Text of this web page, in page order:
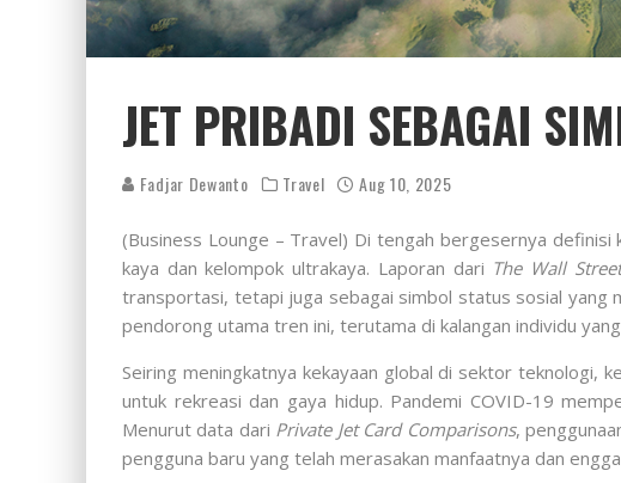
JET PRIBADI SEBAGAI
Fadjar Dewanto Travel Aug 10, 2025
(Business Lounge – Travel) Di tengah bergesernya
kaya dan kelompok ultrakaya. Laporan dari The Wall
transportasi, tetapi juga sebagai simbol status sosial yang
pendorong utama tren ini, terutama di kalangan individu
Seiring meningkatnya kekayaan global di sektor teknologi,
untuk rekreasi dan gaya hidup. Pandemi COVID-19
Menurut data dari Private Jet Card Comparisons,
pengguna baru yang telah merasakan manfaatnya dan